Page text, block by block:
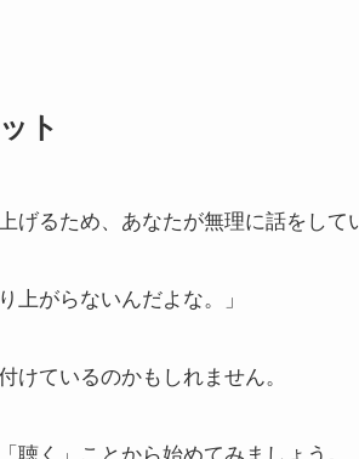
ト
げるため、あなたが無理に話をして
上がらないんだよな。」
けているのかもしれません。